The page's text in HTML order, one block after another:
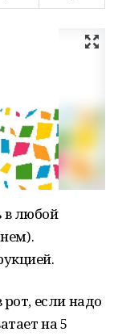
в любой
если надо
на 5